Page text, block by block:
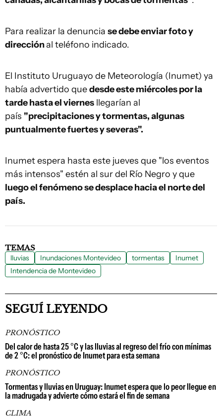
Para realizar la denuncia se debe enviar foto y
direcciónal teléfono indicado.
El Instituto Uruguayo de Meteorología (Inumet) ya
había advertido quedesde este miércoles por la
tarde hasta el viernes llegarían al
país "precipitaciones y tormentas, algunas
puntualmente fuertes y severas".
Inumet espera hasta este jueves que "los eventos
más intensos" estén al sur del Río Negro y que
luego el fenómeno se desplace hacia el norte del
país.
TEMAS
lluvias Inundaciones Montevideo tormentas
Inumet
Intendencia de Montevideo
SEGUÍ LEYENDO
PRONÓSTICO
Del calor de hasta 25 °C y las lluvias al regreso del frío con mínimas
de 2 °C: el pronóstico de Inumet para esta semana
PRONÓSTICO
Tormentas y lluvias en Uruguay: Inumet espera que lo peor llegue en
la madrugada y advierte cómo estará el fin de semana
CLIMA